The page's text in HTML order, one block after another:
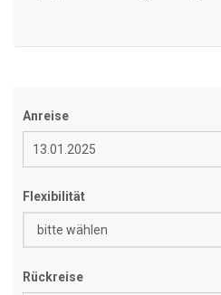
Anreise
Flexibilität
Rückreise